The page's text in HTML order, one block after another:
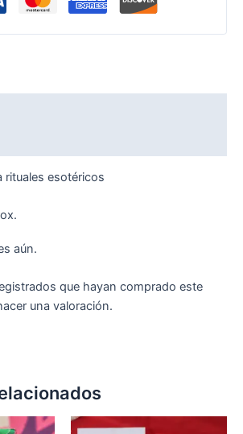
rituales esotéricos
aún.
que hayan comprado este
una valoración.